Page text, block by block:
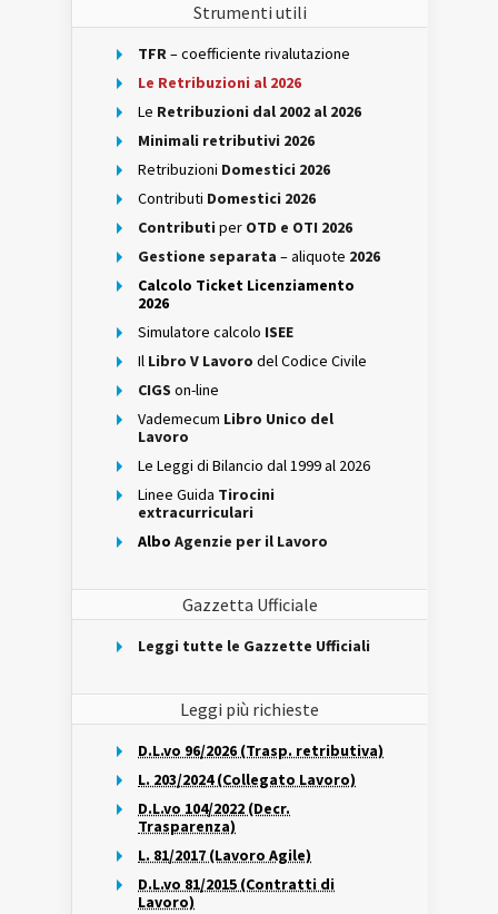
Strumenti utili
TFR– coefficiente rivalutazione
Le Retribuzioni al 2026
Le Retribuzioni dal 2002 al 2026
Minimali retributivi 2026
Retribuzioni Domestici 2026
Contributi Domestici 2026
Contributi per OTD e OTI 2026
Gestione separata – aliquote 2026
Calcolo Ticket Licenziamento
2026
Simulatore calcolo ISEE
Il Libro V Lavoro del Codice Civile
CIGS on-line
Vademecum Libro Unico del
Lavoro
Le Leggi di Bilancio dal 1999 al 2026
Linee Guida Tirocini
extracurriculari
Albo Agenzie per il Lavoro
Gazzetta Ufficiale
Leggi tutte le Gazzette Ufficiali
Leggi più richieste
D.L.vo 96/2026 (Trasp. retributiva)
L. 203/2024 (Collegato Lavoro)
D.L.vo 104/2022 (Decr.
Trasparenza)
L. 81/2017 (Lavoro Agile)
D.L.vo 81/2015 (Contratti di
Lavoro)